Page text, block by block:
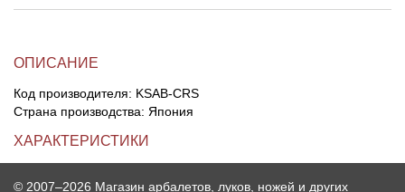
ОПИСАНИЕ
Код производителя: KSAB-CRS
Страна производства: Япония
ХАРАКТЕРИСТИКИ
© 2007–2026 Магазин арбалетов, луков, ножей и других
Киссеры для лука